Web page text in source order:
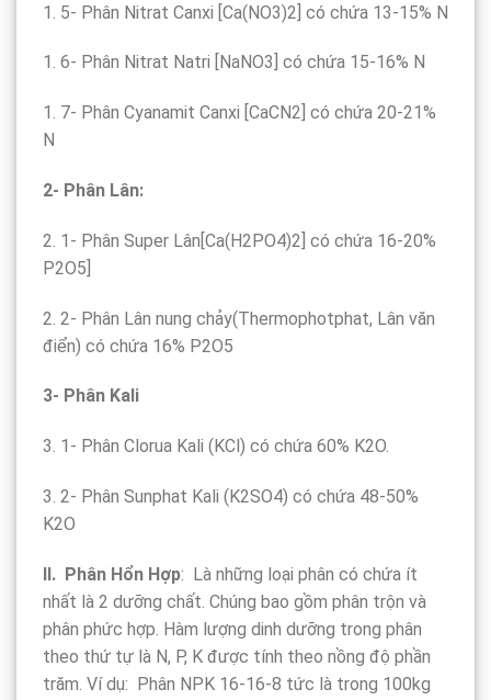
1. 5- Phân Nitrat Canxi [Ca(NO3)2] có chứa 13-15% N
1. 6- Phân Nitrat Natri [NaNO3] có chứa 15-16% N
1. 7- Phân Cyanamit Canxi [CaCN2] có chứa 20-21%
N
2- Phân Lân:
2. 1- Phân Super Lân[Ca(H2PO4)2] có chứa 16-20%
P2O5]
2. 2- Phân Lân nung chảy(Thermophotphat, Lân văn
điển) có chứa 16% P2O5
3- Phân Kali
3. 1- Phân Clorua Kali (KCl) có chứa 60% K2O.
3. 2- Phân Sunphat Kali (K2SO4) có chứa 48-50%
K2O
II. Phân Hổn Hợp: Là những loại phân có chứa ít
nhất là 2 dưỡng chất. Chúng bao gồm phân trộn và
phân phức hợp. Hàm lượng dinh dưỡng trong phân
theo thứ tự là N, P, K được tính theo nồng độ phần
trăm. Ví dụ: Phân NPK 16-16-8 tức là trong 100kg